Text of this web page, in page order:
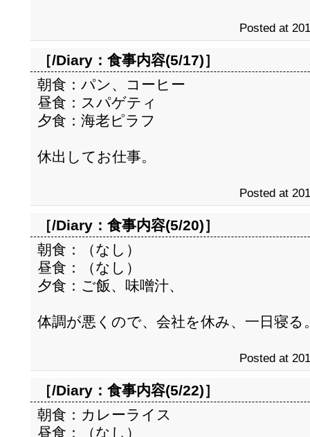
Posted at
［/Diary： 食事内容(5/17)］
朝食：パン、コーヒー
昼食：スパゲティ
夕食：海老ピラフ
休出してお仕事。
Posted at
［/Diary： 食事内容(5/20)］
朝食：（なし）
昼食：（なし）
夕食：ご飯、味噌汁、
体調が悪くので、会社を休み、一日寝る
Posted at
［/Diary： 食事内容(5/22)］
朝食：カレーライス
昼食：（なし）